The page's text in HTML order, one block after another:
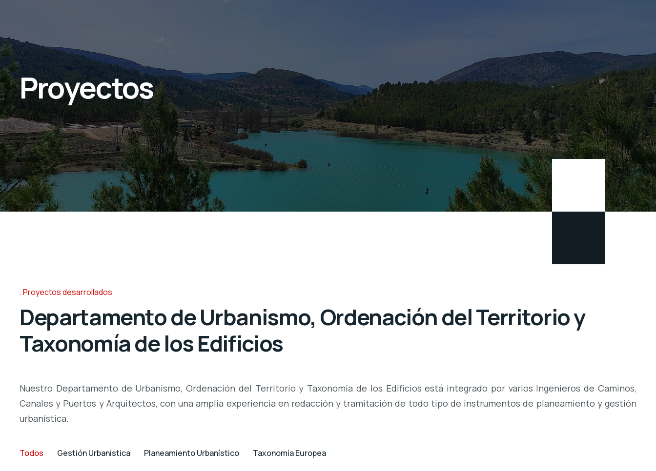
Proyectos
Proyectos desarrollados
Departamento de Urbanismo, Ordenación del Territorio y
Taxonomía de los Edificios
Nuestro Departamento de Urbanismo, Ordenación del Territorio y Taxonomía de los Edificios está integrado por varios Ingenieros de Caminos,
Canales y Puertos y Arquitectos, con una amplia experiencia en redacción y tramitación de todo tipo de instrumentos de planeamiento y gestión
urbanística.
Todos Gestión Urbanística Planeamiento Urbanístico Taxonomía Europea